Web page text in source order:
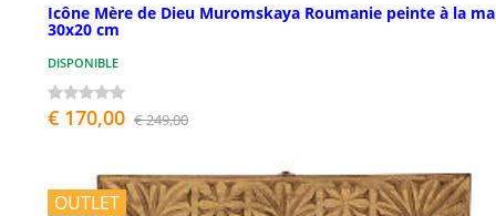
Icône Mère de Dieu Muromskaya Roumanie peinte à la
30x20 cm
DISPONIBLE
€ 170,00 € 249,00
OUTLET